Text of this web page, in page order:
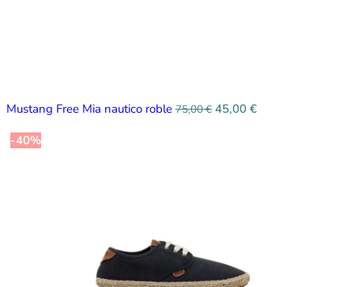
Mustang Free Mia nautico roble 75,00€ 45,00 €
-40%